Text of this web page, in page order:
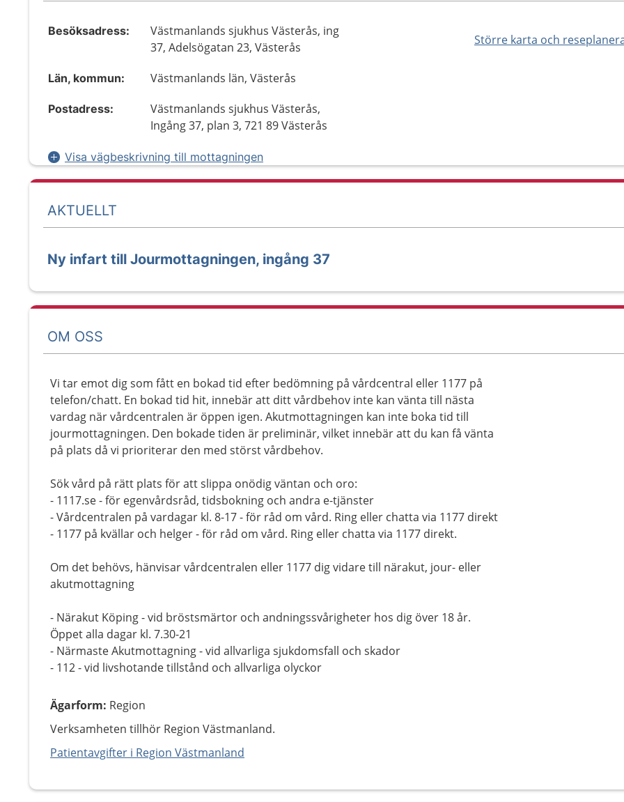
Större karta och
Besöksadress:
Västmanlands sjukhus Västerås, ing
37, Adelsögatan 23, Västerås
Län, kommun: Västmanlands län, Västerås
Postadress:
Västmanlands sjukhus Västerås,
Ingång 37, plan 3, 721 89 Västerås
Visa vägbeskrivning till mottagningen
AKTUELLT
Ny infart till Jourmottagningen, ingång 37
OM OSS
Vi tar emot dig som fått en bokad tid efter bedömning på vårdcentral eller 1177 på
telefon/chatt. En bokad tid hit, innebär att ditt vårdbehov inte kan vänta till nästa
vardag när vårdcentralen är öppen igen. Akutmottagningen kan inte boka tid till
jourmottagningen. Den bokade tiden är preliminär, vilket innebär att du kan få vänta
på plats då vi prioriterar den med störst vårdbehov.
Sök vård på rätt plats för att slippa onödig väntan och oro:
- 1117.se - för egenvårdsråd, tidsbokning och andra e-tjänster
- Vårdcentralen på vardagar kl. 8-17 - för råd om vård. Ring eller chatta via 1177 direkt
- 1177 på kvällar och helger - för råd om vård. Ring eller chatta via 1177 direkt.
Om det behövs, hänvisar vårdcentralen eller 1177 dig vidare till närakut, jour- eller
akutmottagning
- Närakut Köping - vid bröstsmärtor och andningssvårigheter hos dig över 18 år.
Öppet alla dagar kl. 7.30-21
- Närmaste Akutmottagning - vid allvarliga sjukdomsfall och skador
- 112 - vid livshotande tillstånd och allvarliga olyckor
Ägarform: Region
Verksamheten tillhör Region Västmanland.
Patientavgifter i Region Västmanland